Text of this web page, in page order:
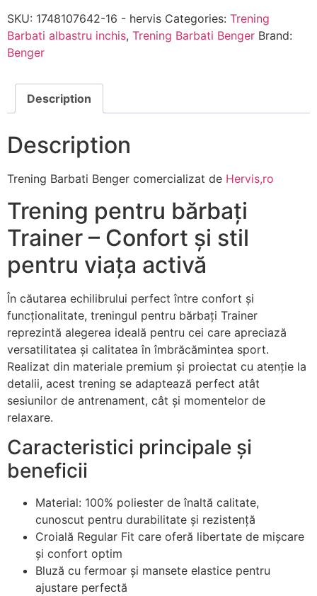
SKU: 1748107642-16 - hervis Categories: Trening
Barbati albastru inchis, Trening Barbati Benger Brand:
Benger
Description
Description
Trening Barbati Benger comercializat de Hervis,ro
Trening pentru bărbați
Trainer – Confort și stil
pentru viața activă
În căutarea echilibrului perfect între confort și
funcționalitate, treningul pentru bărbați Trainer
reprezintă alegerea ideală pentru cei care apreciază
versatilitatea și calitatea în îmbrăcămintea sport.
Realizat din materiale premium și proiectat cu atenție la
detalii, acest trening se adaptează perfect atât
sesiunilor de antrenament, cât și momentelor de
relaxare.
Caracteristici principale și
beneficii
Material: 100% poliester de înaltă calitate,
cunoscut pentru durabilitate și rezistență
Croială Regular Fit care oferă libertate de mișcare
și confort optim
Bluză cu fermoar și mansete elastice pentru
ajustare perfectă